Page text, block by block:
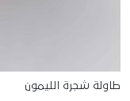
طاولة شجرة الليمون